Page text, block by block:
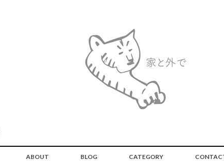
ABOUT BLOG CATEGORY